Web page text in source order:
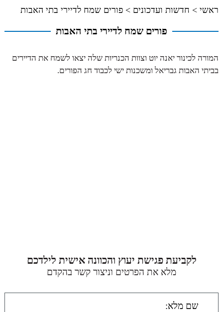
ראשי> חדשות ועדכונים > פורים שמח לדיירי בתי האבות
פורים שמח לדיירי בתי האבות
המורה לכינור יאנה יוט וצוות הכנריות שלה יצאו לשמח את הדיירים
בביתי האבות גבריאל ומשכנות ישי לכבוד חג הפורים.
לקביעת פגישת יעוץ והכוונה אישית לילדכם
מלא את הפרטים וניצור קשר בהקדם